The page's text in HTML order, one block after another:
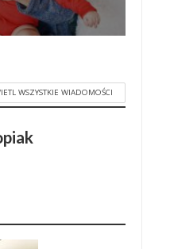
WSZYSTKIE WIADOMOŚCI